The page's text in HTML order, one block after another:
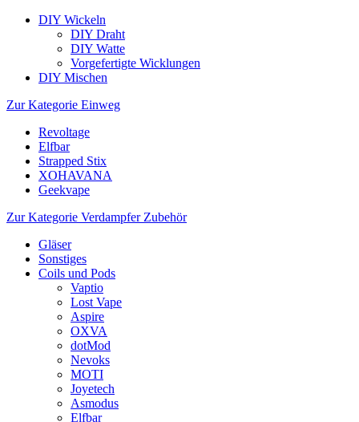
DIY Wickeln
DIY Draht
DIY Watte
Vorgefertigte Wicklungen
DIY Mischen
Zur Kategorie Einweg
Revoltage
Elfbar
Strapped Stix
XOHAVANA
Geekvape
Zur Kategorie Verdampfer Zubehör
Gläser
Sonstiges
Coils und Pods
Vaptio
Lost Vape
Aspire
OXVA
dotMod
Nevoks
MOTI
Joyetech
Asmodus
Elfbar